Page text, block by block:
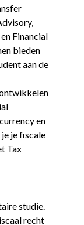
Financial
bieden
aan de
en
je fiscale
Tax
studie.
recht